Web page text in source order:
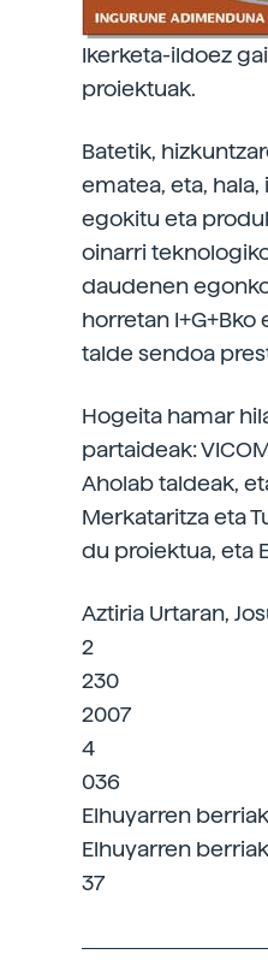
Ikerketa-ildoez
proiektuak.
Batetik,
ematea, eta,
egokitu eta
oinarri
daudenen
horretan
talde sendoa
Hogeita hamar
partaideak:
Aholab taldeak,
Merkataritza eta
du proiektua, eta
Aztiria Urtaran,
2
230
2007
4
036
Elhuyarren berriak
Elhuyarren berriak
37